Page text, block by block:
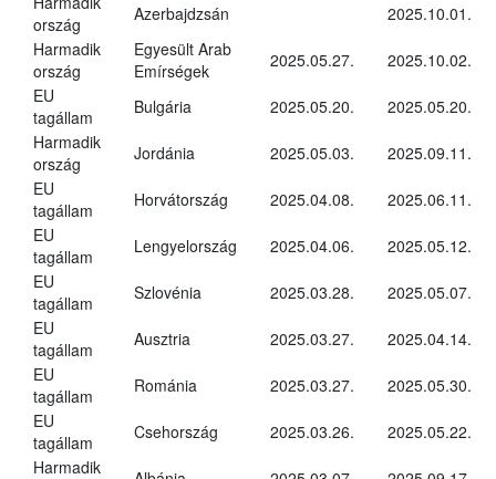
ország
Azerbajdzsán
2025.10.01.
Harmadik
ország
Egyesült Arab
Emírségek
2025.05.27.
2025.10.02.
EU
tagállam
Bulgária 2025.05.20.
2025.05.20.
Harmadik
ország
Jordánia 2025.05.03.
2025.09.11.
EU
tagállam
Horvátország 2025.04.08.
2025.06.11.
EU
tagállam
Lengyelország 2025.04.06.
2025.05.12.
EU
tagállam
Szlovénia 2025.03.28.
2025.05.07.
EU
tagállam
Ausztria 2025.03.27.
2025.04.14.
EU
tagállam
Románia 2025.03.27.
2025.05.30.
EU
tagállam
Csehország 2025.03.26.
2025.05.22.
Harmadik